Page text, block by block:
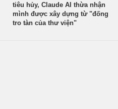
tiêu hủy, Claude AI thừa nhận
mình được xây dựng từ "đống
tro tàn của thư viện"